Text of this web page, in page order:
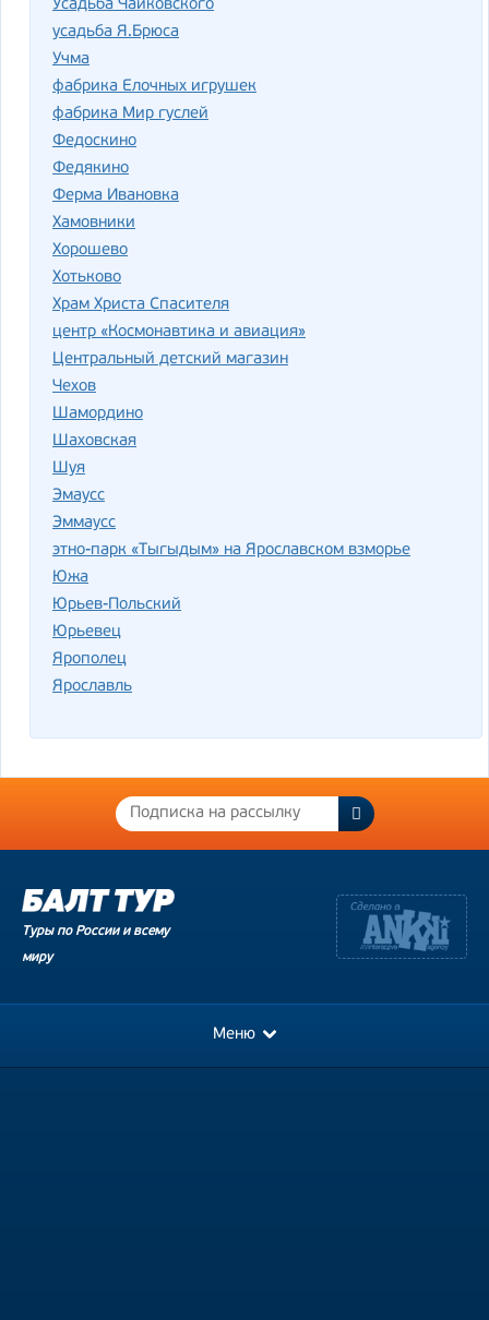
Усадьба Чайковского
усадьба Я.Брюса
Учма
фабрика Елочных игрушек
фабрика Мир гуслей
Федоскино
Федякино
Ферма Ивановка
Хамовники
Хорошево
Хотьково
Храм Христа Спасителя
центр «Космонавтика и авиация»
Центральный детский магазин
Чехов
Шамордино
Шаховская
Шуя
Эмаусс
Эммаусс
этно-парк «Тыгыдым» на Ярославском взморье
Южа
Юрьев-Польский
Юрьевец
Ярополец
Ярославль
Туры по России и всему
миру
Меню